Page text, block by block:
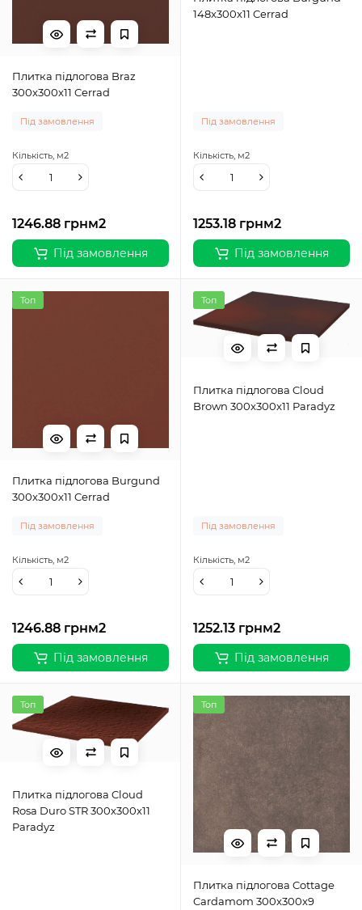
Плитка підлогова Braz
300x300x11 Cerrad
Під замовлення
1246.88 грнм2
Кількість, м2
Під замовлення
148x300x11 Cerrad
Під замовлення
1253.18 грнм2
Кількість, м2
Під замовлення
Топ
Плитка підлогова Burgund
300x300x11 Cerrad
Під замовлення
1246.88 грнм2
Кількість, м2
Під замовлення
Топ
Плитка підлогова Cloud
Brown 300x300x11 Paradyz
Під замовлення
1252.13 грнм2
Кількість, м2
Під замовлення
Топ
Плитка підлогова Cloud
Rosa Duro STR 300x300x11
Paradyz
Топ
Плитка підлогова Cottage
Cardamom 300x300x9